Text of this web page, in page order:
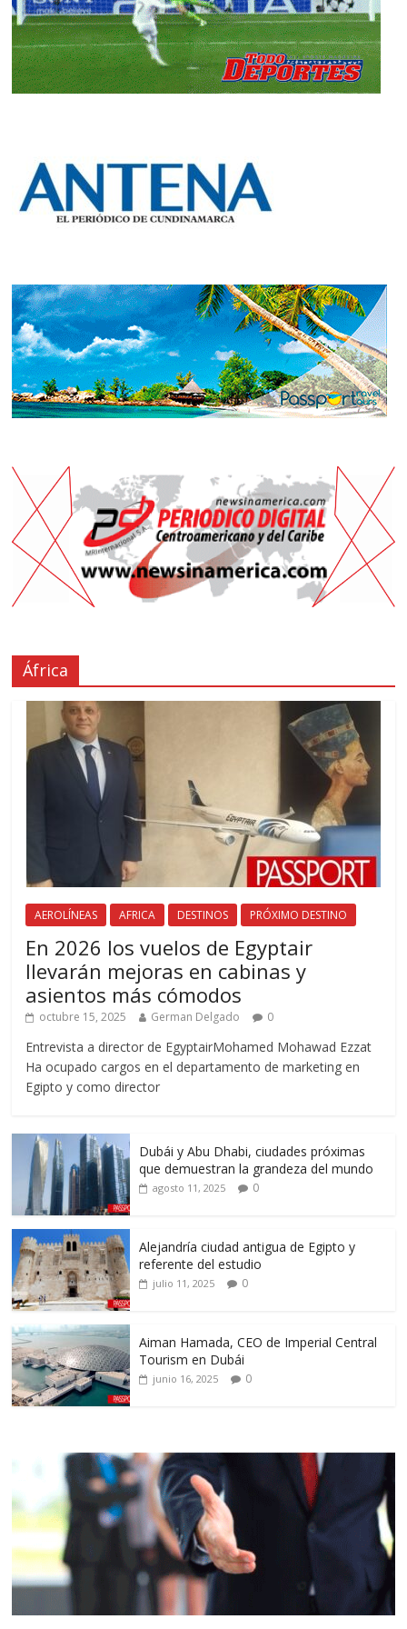
África
AEROLÍNEAS AFRICA DESTINOS PRÓXIMO DESTINO
En 2026 los vuelos de Egyptair
llevarán mejoras en cabinas y
asientos más cómodos
octubre 15, 2025 German Delgado 0
Entrevista a director de EgyptairMohamed Mohawad Ezzat
Ha ocupado cargos en el departamento de marketing en
Egipto y como director
Dubái y Abu Dhabi, ciudades próximas
que demuestran la grandeza del mundo
agosto 11, 2025 0
Alejandría ciudad antigua de Egipto y
referente del estudio
julio 11, 2025 0
Aiman Hamada, CEO de Imperial Central
Tourism en Dubái
junio 16, 2025 0